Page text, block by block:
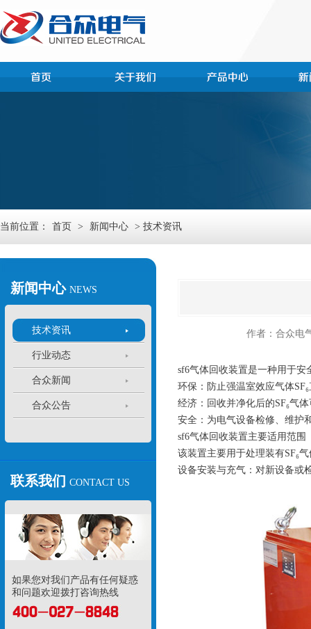
当前位置： 首页 > 新闻中心 > 技术资讯
新闻中心 NEWS
技术资讯
行业动态
合众新闻
合众公告
联系我们 CONTACT US
如果您对我们产品有任何疑惑
和问题欢迎拨打咨询热线
作者：合众电
sf6气体回收装置是一种用于
环保：防止强温室效应气体
经济：回收并净化后的SF₆气
安全：为电气设备检修、维护
sf6气体回收装置主要适用范围
该装置主要用于处理装有SF₆
设备安装与充气：对新设备或